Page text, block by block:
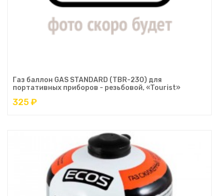
Газ баллон GAS STANDARD (TBR-230) для
портативных приборов - резьбовой, «Tourist»
325 ₽